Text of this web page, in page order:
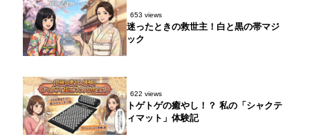
653 views
迷ったときの救世主！白と黒の帯マジ
ック
622 views
トゲトゲの癒やし！？ 私の「シャクテ
ィマット」体験記